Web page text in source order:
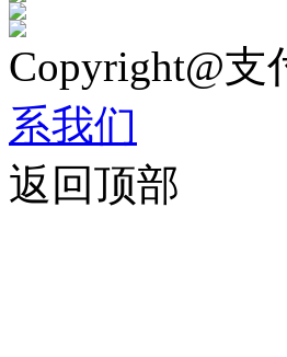
Copyright@
系我们
返回顶部